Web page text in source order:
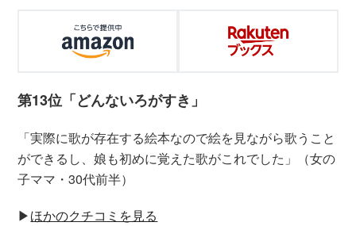
第13位「どんないろがすき」
「実際に歌が存在する絵本なので絵を見ながら歌うこと
ができるし、娘も初めに覚えた歌がこれでした」（女の
子ママ・30代前半）
▶︎ほかのクチコミを見る